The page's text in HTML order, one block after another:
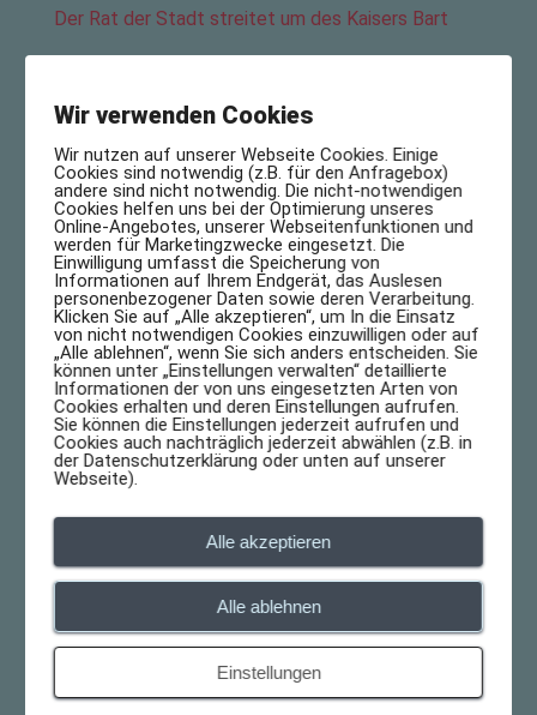
Der Rat der Stadt streitet um des Kaisers Bart
Das Ergebnis:
Wilhelmshaven Emoji
Wir verwenden Cookies
Wir nutzen auf unserer Webseite Cookies. Einige
Cookies sind notwendig (z.B. für den Anfragebox)
andere sind nicht notwendig. Die nicht-notwendigen
Cookies helfen uns bei der Optimierung unseres
Online-Angebotes, unserer Webseitenfunktionen und
werden für Marketingzwecke eingesetzt. Die
Einwilligung umfasst die Speicherung von
Informationen auf Ihrem Endgerät, das Auslesen
personenbezogener Daten sowie deren Verarbeitung.
Klicken Sie auf „Alle akzeptieren“, um In die Einsatz
von nicht notwendigen Cookies einzuwilligen oder auf
„Alle ablehnen“, wenn Sie sich anders entscheiden. Sie
können unter „Einstellungen verwalten“ detaillierte
Informationen der von uns eingesetzten Arten von
Cookies erhalten und deren Einstellungen aufrufen.
Sie können die Einstellungen jederzeit aufrufen und
Cookies auch nachträglich jederzeit abwählen (z.B. in
der Datenschutzerklärung oder unten auf unserer
Webseite).
Alle akzeptieren
Alle ablehnen
Einstellungen